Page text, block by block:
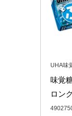
UHA味
味覚
ロン